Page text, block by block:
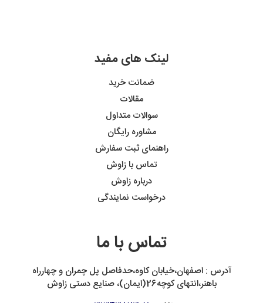
لینک های مفید
ضمانت خرید
مقالات
سوالات متداول
مشاوره رایگان
راهنمای ثبت سفارش
تماس با زاوش
درباره زاوش
درخواست نمایندگی
تماس با ما
آدرس : اصفهان،خیابان کاوه،حدفاصل پل چمران و چهارراه
باهنر،انتهای کوچه26(ایمان)، صنایع دستی زاوش